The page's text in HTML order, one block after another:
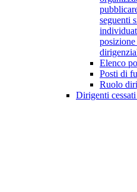
seguenti
Elenco
Posti di
Ruolo
Dirigenti cessati